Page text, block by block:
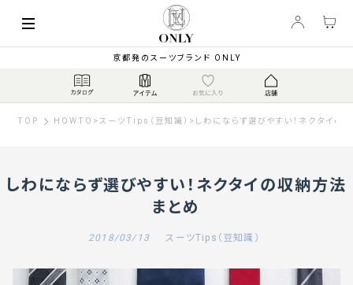
京都発のスーツブランド ONLY
TOP HOWTO >スーツTips（豆知識） > しわにならず選びやすい！ネクタイの
しわにならず選びやすい！ネクタイの収納方法
まとめ
2018/03/13 スーツTips（豆知識）